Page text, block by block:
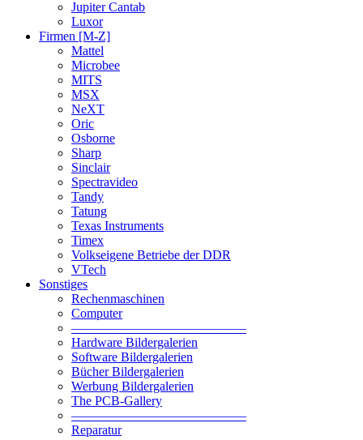
Jupiter Cantab
Luxor
Firmen [M-Z]
Mattel
Microbee
MITS
MSX
NeXT
Oric
Osborne
Sharp
Sinclair
Spectravideo
Tandy
Tatung
Texas Instruments
Timex
Volkseigene Betriebe der DDR
VTech
Sonstiges
Rechenmaschinen
Computer
—————————————–
Hardware Bildergalerien
Software Bildergalerien
Bücher Bildergalerien
Werbung Bildergalerien
The PCB-Gallery
—————————————–
Reparatur